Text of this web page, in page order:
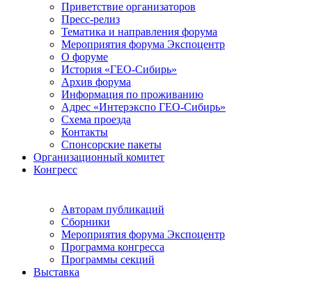
Приветствие организаторов
Пресс-релиз
Тематика и направления форума
Мероприятия форума Экспоцентр
О форуме
История «ГЕО-Сибирь»
Архив форума
Информация по проживанию
Адрес «Интерэкспо ГЕО-Сибирь»
Схема проезда
Контакты
Спонсорские пакеты
Организационный комитет
Конгресс
Авторам публикаций
Сборники
Мероприятия форума Экспоцентр
Программа конгресса
Программы секций
Выставка